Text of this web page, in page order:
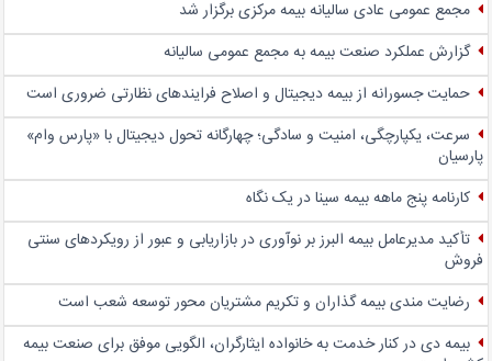
مجمع عمومی عادی سالیانه بیمه مرکزی برگزار شد
گزارش عملکرد صنعت بیمه به مجمع عمومی سالیانه
حمایت جسورانه از بیمه دیجیتال و اصلاح فرایندهای نظارتی ضروری است
سرعت، یکپارچگی، امنیت و سادگی؛ چهار‌گانه تحول دیجیتال با «پارس وام»
پارسیان
کارنامه پنج ماهه بیمه سینا در یک نگاه
تأکید مدیرعامل بیمه البرز بر نوآوری در بازاریابی و عبور از رویکردهای سنتی
فروش
رضایت مندی بیمه گذاران و تکریم مشتریان محور توسعه شعب است
بیمه دی در کنار خدمت به خانواده ایثارگران، الگویی موفق برای صنعت بیمه